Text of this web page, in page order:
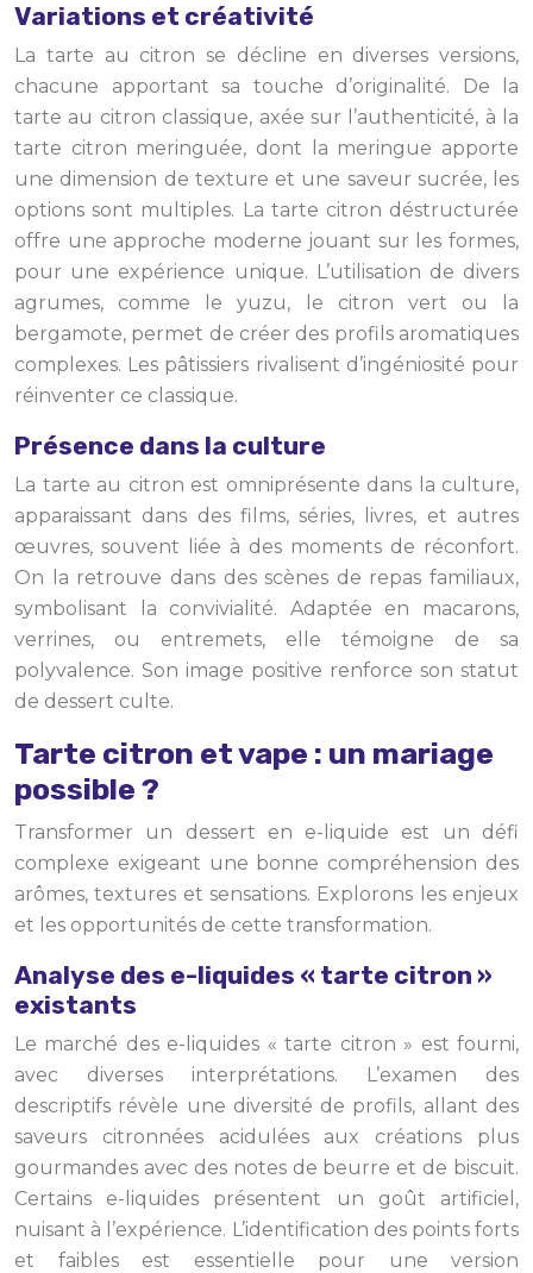
Variations et créativité
La tarte au citron se décline en diverses versions,
chacune apportant sa touche d’originalité. De la
tarte au citron classique, axée sur l’authenticité, à la
tarte citron meringuée, dont la meringue apporte
une dimension de texture et une saveur sucrée, les
options sont multiples. La tarte citron déstructurée
offre une approche moderne jouant sur les formes,
pour une expérience unique. L’utilisation de divers
agrumes, comme le yuzu, le citron vert ou la
bergamote, permet de créer des profils aromatiques
complexes. Les pâtissiers rivalisent d’ingéniosité pour
réinventer ce classique.
Présence dans la culture
La tarte au citron est omniprésente dans la culture,
apparaissant dans des films, séries, livres, et autres
œuvres, souvent liée à des moments de réconfort.
On la retrouve dans des scènes de repas familiaux,
symbolisant la convivialité. Adaptée en macarons,
verrines, ou entremets, elle témoigne de sa
polyvalence. Son image positive renforce son statut
de dessert culte.
Tarte citron et vape : un mariage
possible ?
Transformer un dessert en e-liquide est un défi
complexe exigeant une bonne compréhension des
arômes, textures et sensations. Explorons les enjeux
et les opportunités de cette transformation.
Analyse des e-liquides « tarte citron »
existants
Le marché des e-liquides « tarte citron » est fourni,
avec diverses interprétations. L’examen des
descriptifs révèle une diversité de profils, allant des
saveurs citronnées acidulées aux créations plus
gourmandes avec des notes de beurre et de biscuit.
Certains e-liquides présentent un goût artificiel,
nuisant à l’expérience. L’identification des points forts
et faibles est essentielle pour une version